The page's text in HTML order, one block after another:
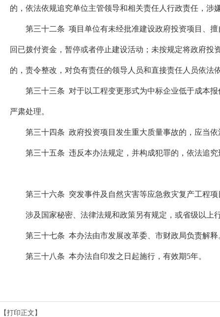
的，依法依规追究单位主管领导和相关责任人行政责任，
第三十二条 项目单位有未经批准建设政府投资项目、擅
回已拨付资金，暂停或者停止建设活动；未按规定将政府
的，责令整改，对负有责任的领导人员和直接责任人员依法
第三十三条 对于以工程变更形式为中标企业低于成本报
严肃处理。
第三十四条 政府投资项目发生重大质量事故的，应当依
第三十五条 违反本办法规定，并构成犯罪的，依法追究
第三十六条 突发事件及自然灾害等应急救灾复产工程项
涉及国家秘密、法律法规和政策另有规定，或省级以上
第三十七条 本办法由市发展改革委、市财政局负责解释
第三十八条 本办法自印发之日起施行，有效期5年。
【打印正文】